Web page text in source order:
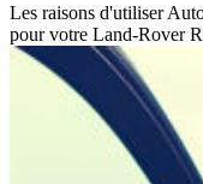
Les raisons d'utiliser
pour votre Land-Rover